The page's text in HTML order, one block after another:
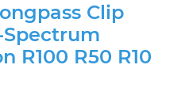
Clip
R100 R50 R10